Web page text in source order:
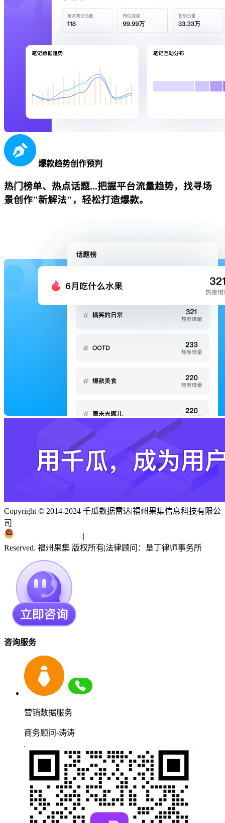
爆款趋势创作预判
热门榜单、热点话题...把握平台流量趋势，找寻场
景创作"新解法"，轻松打造爆款。
Copyright © 2014-2024 千瓜数据雷达|福州果集信息科技有限公
司
|
Reserved. 福州果集 版权所有|法律顾问：垦丁律师事务所
咨询服务
营销数据服务
商务顾问-涛涛